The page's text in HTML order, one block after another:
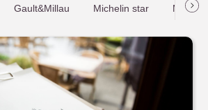
Gault&Millau Michelin star Most